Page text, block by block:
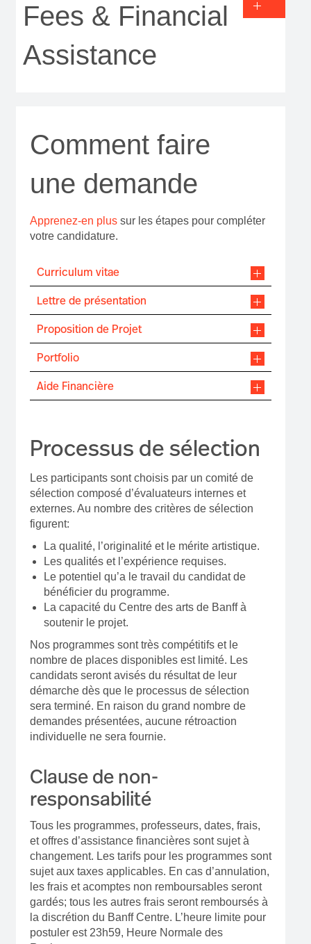
Fees & Financial
Assistance
Comment faire
une demande
Apprenez-en plussur les étapes pour compléter
votre candidature.
Curriculum vitae
Lettre de présentation
Proposition de Projet
Portfolio
Aide Financière
Processus de sélection
Les participants sont choisis par un comité de
sélection composé d’évaluateurs internes et
externes. Au nombre des critères de sélection
figurent:
La qualité, l’originalité et le mérite artistique.
Les qualités et l’expérience requises.
Le potentiel qu’a le travail du candidat de
bénéficier du programme.
La capacité du Centre des arts de Banff à
soutenir le projet.
Nos programmes sont très compétitifs et le
nombre de places disponibles est limité. Les
candidats seront avisés du résultat de leur
démarche dès que le processus de sélection
sera terminé. En raison du grand nombre de
demandes présentées, aucune rétroaction
individuelle ne sera fournie.
Clause de non-
responsabilité
Tous les programmes, professeurs, dates, frais,
et offres d’assistance financières sont sujet à
changement. Les tarifs pour les programmes sont
sujet aux taxes applicables. En cas d’annulation,
les frais et acomptes non remboursables seront
gardés; tous les autres frais seront remboursés à
la discrétion du Banff Centre. L’heure limite pour
postuler est 23h59, Heure Normale des